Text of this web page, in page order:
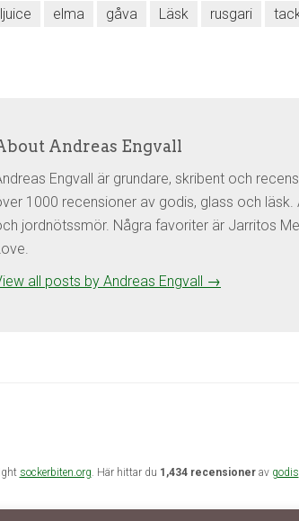
elma gåva Läsk rusgari
Andreas Engvall
Engvall är grundare, skribent och
1000 recensioner av godis, glass och
jordnötssmör. Några favoriter är Jarritos
all posts by Andreas Engvall →
sockerbiten.org. Här hittar du 1,434 recensionerav godis